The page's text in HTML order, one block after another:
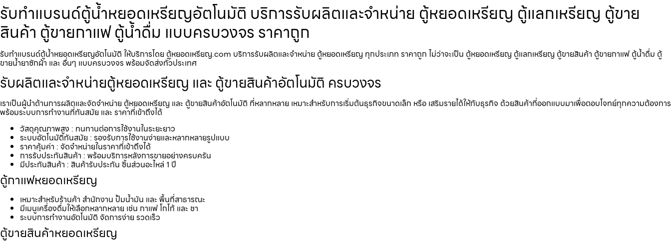
รับทำแบรนด์ตู้น้ำหยอดเหรียญ​อัตโนมัติ บริการรับผลิตและจำหน่าย ตู้หยอดเหรียญ ตู้แลกเหรียญ ตู้ขาย
สินค้า ตู้ขายกาแฟ ตู้น้ำดื่ม แบบครบวงจร ราคาถูก
รับทำแบรนด์ตู้น้ำหยอดเหรียญ​อัตโนมัติ ให้บริการโดย ตู้หยอดเหรียญ.com บริการรับผลิตและจำหน่าย ตู้หยอดเหรียญ ทุกประเภท ราคาถูก ไม่ว่าจะเป็น ตู้หยอดเหรียญ ตู้แลกเหรียญ ตู้ขายสินค้า ตู้ขายกาแฟ ตู้น้ำดื่ม ตู้
ขายน้ำยาซักผ้า และ อื่นๆ แบบครบวงจร พร้อมจัดส่งทั่วประเทศ
รับผลิตและจำหน่ายตู้หยอดเหรียญ และ ตู้ขายสินค้าอัตโนมัติ ครบวงจร
เราเป็นผู้นำด้านการผลิตและจัดจำหน่าย ตู้หยอดเหรียญ และ ตู้ขายสินค้าอัตโนมัติ ที่หลากหลาย เหมาะสำหรับการเริ่มต้นธุรกิจขนาดเล็ก หรือ เสริมรายได้ให้กับธุรกิจ ด้วยสินค้าที่ออกแบบมาเพื่อตอบโจทย์ทุกความต้องการ
พร้อมระบบการทำงานที่ทันสมัย และ ราคาที่เข้าถึงได้
วัสดุคุณภาพสูง : ทนทานต่อการใช้งานในระยะยาว
ระบบอัตโนมัติทันสมัย : รองรับการใช้งานง่ายและหลากหลายรูปแบบ
ราคาคุ้มค่า : จัดจำหน่ายในราคาที่เข้าถึงได้
การรับประกันสินค้า : พร้อมบริการหลังการขายอย่างครบครัน
มีประกันสินค้า : สินค้ารับประกัน ชิ้นส่วนอะไหล่ 1 ปี
ตู้กาแฟหยอดเหรียญ
เหมาะสำหรับร้านค้า สำนักงาน ปั้มน้ำมัน และ พื้นที่สาธารณะ
มีเมนูเครื่องดื่มให้เลือกหลากหลาย เช่น กาแฟ โกโก้ และ ชา
ระบบการทำงานอัตโนมัติ จัดการง่าย รวดเร็ว
ตู้ขายสินค้าหยอดเหรียญ